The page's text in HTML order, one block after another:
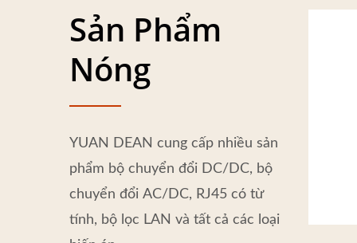
Sản Phẩm
Nóng
YUAN DEAN cung cấp nhiều sản
phẩm bộ chuyển đổi DC/DC, bộ
chuyển đổi AC/DC, RJ45 có từ
tính, bộ lọc LAN và tất cả các loại